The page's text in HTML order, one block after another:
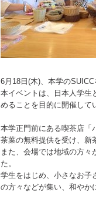
6月18日(木)、本学の
本イベントは、日本人学生
めることを目的に開催して
本学正門前にある喫茶店「
茶葉の無料提供を受け、新
また、会場では地域の方々
た。
学生をはじめ、小さなお子
の方々などが集い、和やか